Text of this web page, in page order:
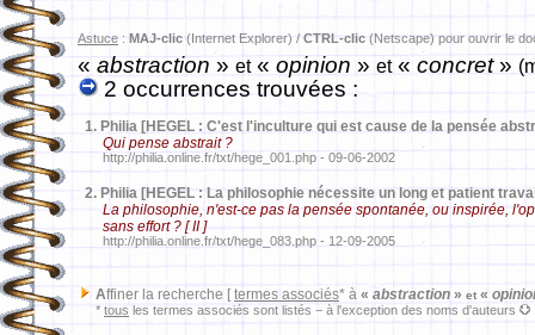
Astuce : MAJ-clic (Internet Explorer) / CTRL-clic (Netscape) pour ouvrir le
«abstraction » et« opinion » et« concret»
2 occurrences trouvées :
1. Philia [HEGEL : C'est l'inculture qui est cause de la pensée
Qui pense abstrait ?
http://philia.online.fr/txt/hege_001.php - 09-06-2002
2. Philia [HEGEL : La philosophie nécessite un long et patient
La philosophie, n'est-ce pas la pensée spontanée, ou inspirée,
sans effort ? [ II ]
http://philia.online.fr/txt/hege_083.php - 12-09-2005
Affiner la recherche [ termes associés* à « abstraction » et «
* tous les termes associés sont listés − à l'exception des noms d'auteurs